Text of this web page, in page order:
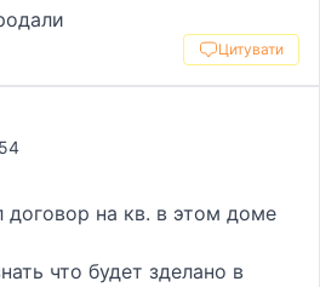
Цитувати
на кв. в этом доме
что будет зделано в